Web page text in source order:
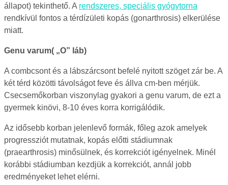
állapot) tekinthető. A rendszeres, speciális gyógytorna
rendkívül fontos a térdízületi kopás (gonarthrosis) elkerülése
miatt.
Genu varum( „O” láb)
A combcsont és a lábszárcsont befelé nyitott szöget zár be. A
két térd közötti távolságot feve és állva cm-ben mérjük.
Csecsemőkorban viszonylag gyakori a genu varum, de ezt a
gyermek kinövi, 8-10 éves korra korrigálódik.
Az idősebb korban jelenlevő formák, főleg azok amelyek
progressziót mutatnak, kopás előtti stádiumnak
(praearthrosis) minősülnek, és korrekciót igényelnek. Minél
korábbi stádiumban kezdjük a korrekciót, annál jobb
eredményeket lehet elérni.